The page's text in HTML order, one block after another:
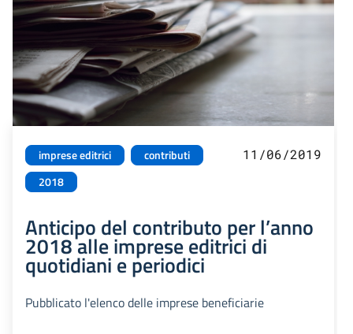
imprese editrici
contributi
2018
11/06/2019
Anticipo del contributo per l’anno
2018 alle imprese editrici di
quotidiani e periodici
Pubblicato l'elenco delle imprese beneficiarie